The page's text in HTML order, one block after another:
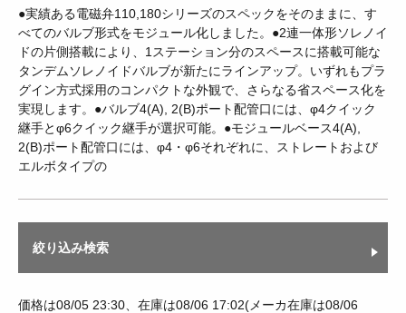
●実績ある電磁弁110,180シリーズのスペックをそのままに、す
べてのバルブ形式をモジュール化しました。●2連一体形ソレノイ
ドの片側搭載により、1ステーション分のスペースに搭載可能な
タンデムソレノイドバルブが新たにラインアップ。いずれもプラ
グイン方式採用のコンパクトな外観で、さらなる省スペース化を
実現します。●バルブ4(A), 2(B)ポート配管口には、φ4クイック
継手とφ6クイック継手が選択可能。●モジュールベース4(A),
2(B)ポート配管口には、φ4・φ6それぞれに、ストレートおよび
エルボタイプの
絞り込み検索
価格は08/05 23:30、在庫は08/06 17:02(メーカ在庫は08/06